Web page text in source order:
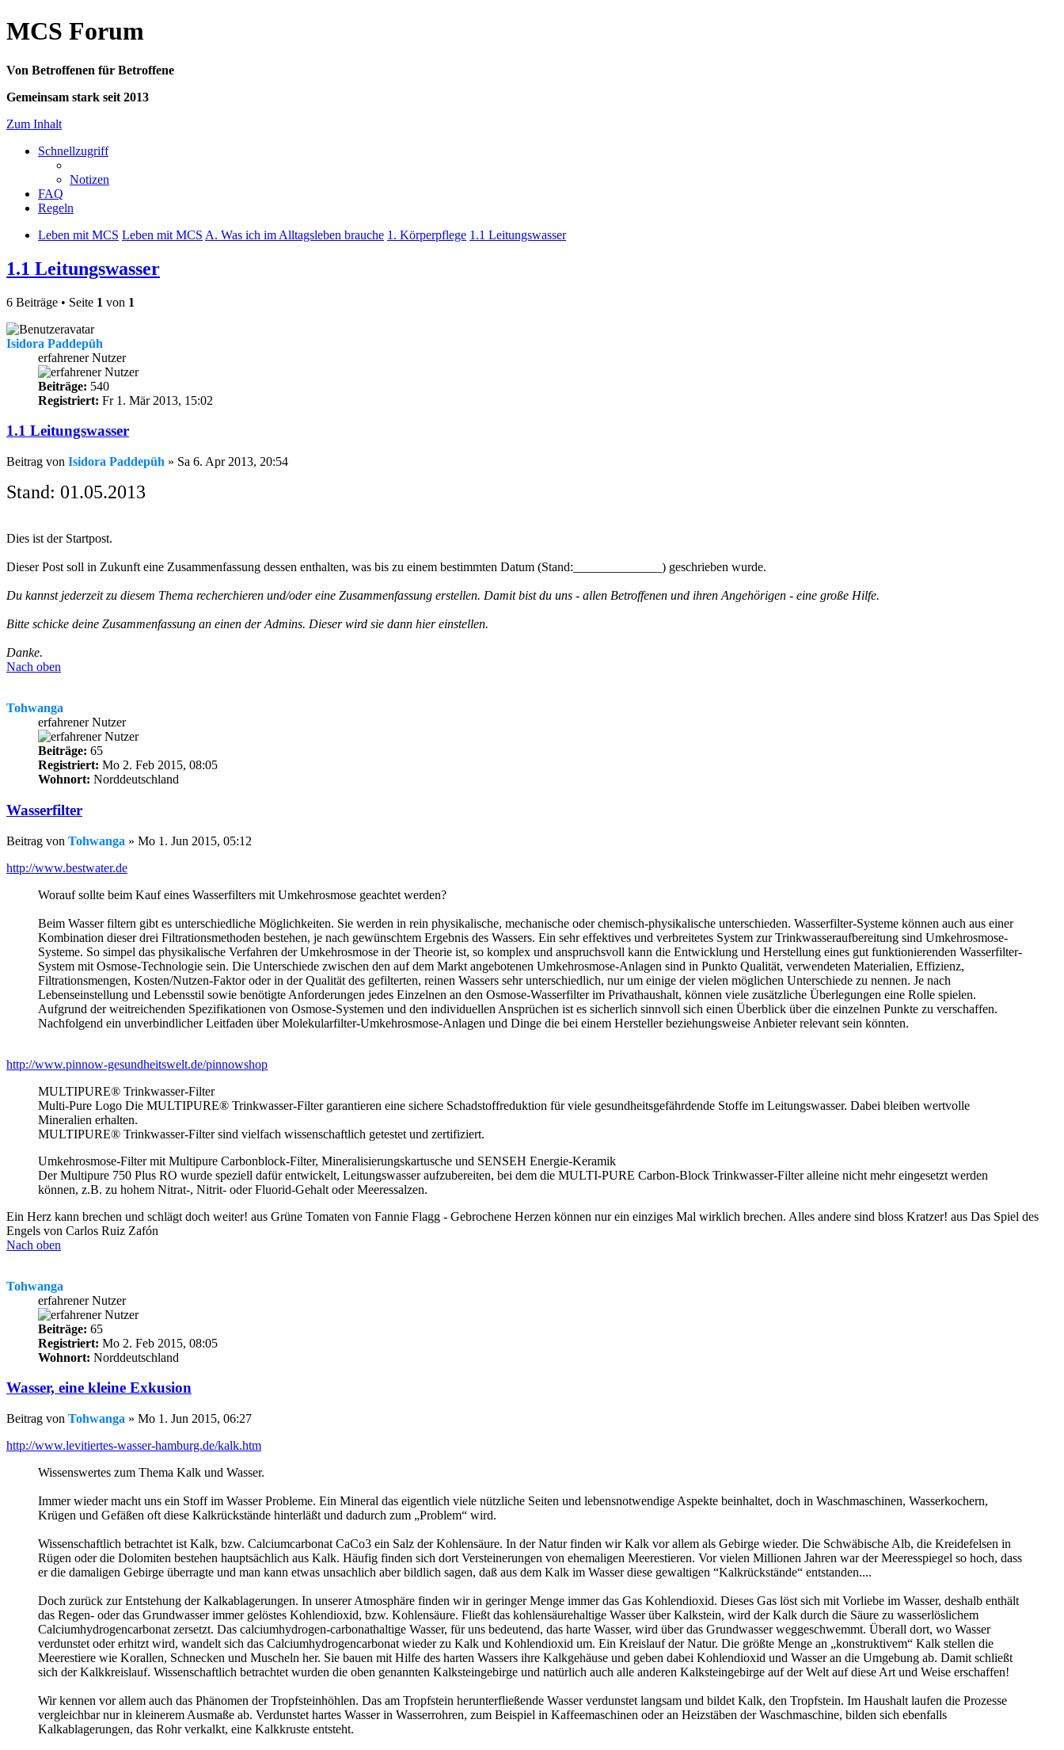
MCS Forum
Von Betroffenen für Betroffene
Gemeinsam stark seit 2013
Zum Inhalt
Schnellzugriff
Notizen
FAQ
Regeln
Leben mit MCS Leben mit MCS A. Was ich im Alltagsleben brauche 1. Körperpflege 1.1 Leitungswasser
1.1 Leitungswasser
6 Beiträge • Seite 1 von 1
Isidora Paddepüh
erfahrener Nutzer
Beiträge: 540
Registriert: Fr 1. Mär 2013, 15:02
1.1 Leitungswasser
Beitrag von Isidora Paddepüh » Sa 6. Apr 2013, 20:54
Stand: 01.05.2013
Dies ist der Startpost.
Dieser Post soll in Zukunft eine Zusammenfassung dessen enthalten, was bis zu einem bestimmten Datum (Stand:______________) geschrieben wurde.
Du kannst jederzeit zu diesem Thema recherchieren und/oder eine Zusammenfassung erstellen. Damit bist du uns - allen Betroffenen und ihren Angehörigen - eine große Hilfe.
Bitte schicke deine Zusammenfassung an einen der Admins. Dieser wird sie dann hier einstellen.
Danke.
Nach oben
Tohwanga
erfahrener Nutzer
Beiträge: 65
Registriert: Mo 2. Feb 2015, 08:05
Wohnort: Norddeutschland
Wasserfilter
Beitrag von Tohwanga » Mo 1. Jun 2015, 05:12
http://www.bestwater.de
Worauf sollte beim Kauf eines Wasserfilters mit Umkehrosmose geachtet werden?
Beim Wasser filtern gibt es unterschiedliche Möglichkeiten. Sie werden in rein physikalische, mechanische oder chemisch-physikalische unterschieden. Wasserfilter-Systeme können auch aus einer
Kombination dieser drei Filtrationsmethoden bestehen, je nach gewünschtem Ergebnis des Wassers. Ein sehr effektives und verbreitetes System zur Trinkwasseraufbereitung sind Umkehrosmose-
Systeme. So simpel das physikalische Verfahren der Umkehrosmose in der Theorie ist, so komplex und anspruchsvoll kann die Entwicklung und Herstellung eines gut funktionierenden Wasserfilter-
System mit Osmose-Technologie sein. Die Unterschiede zwischen den auf dem Markt angebotenen Umkehrosmose-Anlagen sind in Punkto Qualität, verwendeten Materialien, Effizienz,
Filtrationsmengen, Kosten/Nutzen-Faktor oder in der Qualität des gefilterten, reinen Wassers sehr unterschiedlich, nur um einige der vielen möglichen Unterschiede zu nennen. Je nach
Lebenseinstellung und Lebensstil sowie benötigte Anforderungen jedes Einzelnen an den Osmose-Wasserfilter im Privathaushalt, können viele zusätzliche Überlegungen eine Rolle spielen.
Aufgrund der weitreichenden Spezifikationen von Osmose-Systemen und den individuellen Ansprüchen ist es sicherlich sinnvoll sich einen Überblick über die einzelnen Punkte zu verschaffen.
Nachfolgend ein unverbindlicher Leitfaden über Molekularfilter-Umkehrosmose-Anlagen und Dinge die bei einem Hersteller beziehungsweise Anbieter relevant sein könnten.
http://www.pinnow-gesundheitswelt.de/pinnowshop
MULTIPURE® Trinkwasser-Filter
Multi-Pure Logo Die MULTIPURE® Trinkwasser-Filter garantieren eine sichere Schadstoffreduktion für viele gesundheitsgefährdende Stoffe im Leitungswasser. Dabei bleiben wertvolle
Mineralien erhalten.
MULTIPURE® Trinkwasser-Filter sind vielfach wissenschaftlich getestet und zertifiziert.
Umkehrosmose-Filter mit Multipure Carbonblock-Filter, Mineralisierungskartusche und SENSEH Energie-Keramik
Der Multipure 750 Plus RO wurde speziell dafür entwickelt, Leitungswasser aufzubereiten, bei dem die MULTI-PURE Carbon-Block Trinkwasser-Filter alleine nicht mehr eingesetzt werden
können, z.B. zu hohem Nitrat-, Nitrit- oder Fluorid-Gehalt oder Meeressalzen.
Ein Herz kann brechen und schlägt doch weiter! aus Grüne Tomaten von Fannie Flagg - Gebrochene Herzen können nur ein einziges Mal wirklich brechen. Alles andere sind bloss Kratzer! aus Das Spiel des
Engels von Carlos Ruiz Zafón
Nach oben
Tohwanga
erfahrener Nutzer
Beiträge: 65
Registriert: Mo 2. Feb 2015, 08:05
Wohnort: Norddeutschland
Wasser, eine kleine Exkusion
Beitrag von Tohwanga » Mo 1. Jun 2015, 06:27
http://www.levitiertes-wasser-hamburg.de/kalk.htm
Wissenswertes zum Thema Kalk und Wasser.
Immer wieder macht uns ein Stoff im Wasser Probleme. Ein Mineral das eigentlich viele nützliche Seiten und lebensnotwendige Aspekte beinhaltet, doch in Waschmaschinen, Wasserkochern,
Krügen und Gefäßen oft diese Kalkrückstände hinterläßt und dadurch zum „Problem“ wird.
Wissenschaftlich betrachtet ist Kalk, bzw. Calciumcarbonat CaCo3 ein Salz der Kohlensäure. In der Natur finden wir Kalk vor allem als Gebirge wieder. Die Schwäbische Alb, die Kreidefelsen in
Rügen oder die Dolomiten bestehen hauptsächlich aus Kalk. Häufig finden sich dort Versteinerungen von ehemaligen Meerestieren. Vor vielen Millionen Jahren war der Meeresspiegel so hoch, dass
er die damaligen Gebirge überragte und man kann etwas unsachlich aber bildlich sagen, daß aus dem Kalk im Wasser diese gewaltigen “Kalkrückstände“ entstanden....
Doch zurück zur Entstehung der Kalkablagerungen. In unserer Atmosphäre finden wir in geringer Menge immer das Gas Kohlendioxid. Dieses Gas löst sich mit Vorliebe im Wasser, deshalb enthält
das Regen- oder das Grundwasser immer gelöstes Kohlendioxid, bzw. Kohlensäure. Fließt das kohlensäurehaltige Wasser über Kalkstein, wird der Kalk durch die Säure zu wasserlöslichem
Calciumhydrogencarbonat zersetzt. Das calciumhydrogen-carbonathaltige Wasser, für uns bedeutend, das harte Wasser, wird über das Grundwasser weggeschwemmt. Überall dort, wo Wasser
verdunstet oder erhitzt wird, wandelt sich das Calciumhydrogencarbonat wieder zu Kalk und Kohlendioxid um. Ein Kreislauf der Natur. Die größte Menge an „konstruktivem“ Kalk stellen die
Meerestiere wie Korallen, Schnecken und Muscheln her. Sie bauen mit Hilfe des harten Wassers ihre Kalkgehäuse und geben dabei Kohlendioxid und Wasser an die Umgebung ab. Damit schließt
sich der Kalkkreislauf. Wissenschaftlich betrachtet wurden die oben genannten Kalksteingebirge und natürlich auch alle anderen Kalksteingebirge auf der Welt auf diese Art und Weise erschaffen!
Wir kennen vor allem auch das Phänomen der Tropfsteinhöhlen. Das am Tropfstein herunterfließende Wasser verdunstet langsam und bildet Kalk, den Tropfstein. Im Haushalt laufen die Prozesse
vergleichbar nur in kleinerem Ausmaße ab. Verdunstet hartes Wasser in Wasserrohren, zum Beispiel in Kaffeemaschinen oder an Heizstäben der Waschmaschine, bilden sich ebenfalls
Kalkablagerungen, das Rohr verkalkt, eine Kalkkruste entsteht.